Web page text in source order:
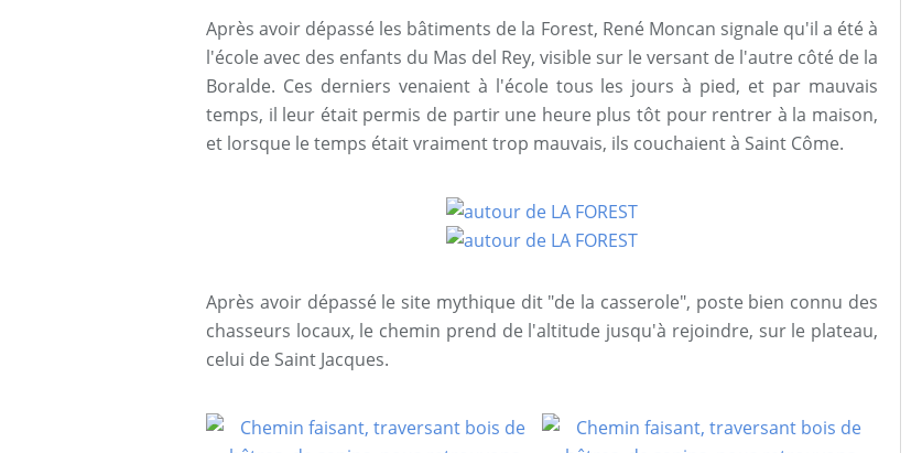
Après avoir dépassé les bâtiments de la Forest, René Moncan signale qu'il a été à
l'école avec des enfants du Mas del Rey, visible sur le versant de l'autre côté de la
Boralde. Ces derniers venaient à l'école tous les jours à pied, et par mauvais
temps, il leur était permis de partir une heure plus tôt pour rentrer à la maison,
et lorsque le temps était vraiment trop mauvais, ils couchaient à Saint Côme.
Après avoir dépassé le site mythique dit "de la casserole", poste bien connu des
chasseurs locaux, le chemin prend de l'altitude jusqu'à rejoindre, sur le plateau,
celui de Saint Jacques.